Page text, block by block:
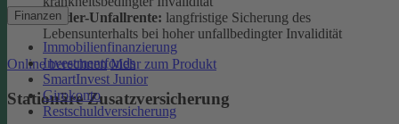
Finanzen
Immobilienfinanzierung
Investmentfonds
SmartInvest Junior
Girokonto
Restschuldversicherung
Kinder-Unfallrente: langfristige Sicherung des
Lebensunterhalts bei hoher unfallbedingter Invalidität
Online berechnen Mehr zum Produkt
Stationäre Zusatzversicherung